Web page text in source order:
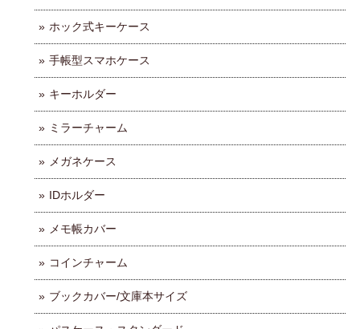
ホック式キーケース
手帳型スマホケース
キーホルダー
ミラーチャーム
メガネケース
IDホルダー
メモ帳カバー
コインチャーム
ブックカバー/文庫本サイズ